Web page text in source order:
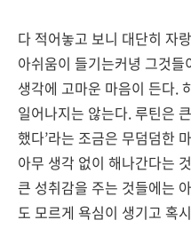
다 적어놓고 보니 대단히 자
아쉬움이 들기는커녕 그것
생각에 고마운 마음이 든다.
일어나지는 않는다. 루틴은
했다’라는 조금은 무덤덤한
아무 생각 없이 해나간다는
큰 성취감을 주는 것들에는
도 모르게 욕심이 생기고 혹